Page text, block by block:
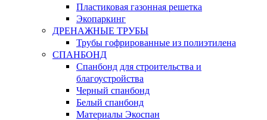
Пластиковая газонная решетка
Экопаркинг
ДРЕНАЖНЫЕ ТРУБЫ
Трубы гофрированные из полиэтилена
СПАНБОНД
Спанбонд для строительства и
благоустройства
Черный спанбонд
Белый спанбонд
Материалы Экоспан